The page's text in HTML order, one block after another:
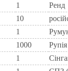
1 Ренд
10
1
1000 Рупія
1